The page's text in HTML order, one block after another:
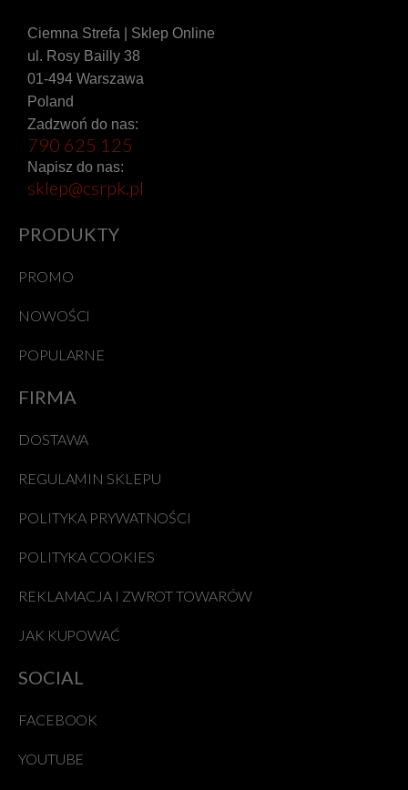
Ciemna Strefa | Sklep Online
ul. Rosy Bailly 38
01-494 Warszawa
Poland
Zadzwoń do nas:
790 625 125
Napisz do nas:
sklep@csrpk.pl
PRODUKTY
PROMO
NOWOŚCI
POPULARNE
FIRMA
DOSTAWA
REGULAMIN SKLEPU
POLITYKA PRYWATNOŚCI
POLITYKA COOKIES
REKLAMACJA I ZWROT TOWARÓW
JAK KUPOWAĆ
SOCIAL
FACEBOOK
YOUTUBE